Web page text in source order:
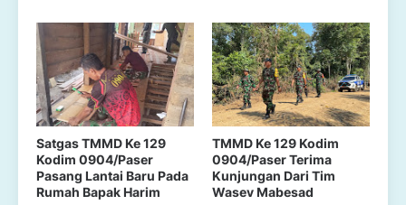
Satgas TMMD Ke 129
Kodim 0904/Paser
Pasang Lantai Baru Pada
Rumah Bapak Harim
TMMD Ke 129 Kodim
0904/Paser Terima
Kunjungan Dari Tim
Wasev Mabesad